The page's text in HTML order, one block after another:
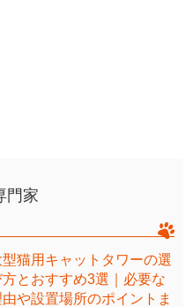
門家
型猫用キャットタワーの選
方とおすすめ3選｜必要な
や設置場所のポイントま